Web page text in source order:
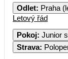
Odlet: Praha
Letový řád
Pokoj: Junior
Strava: